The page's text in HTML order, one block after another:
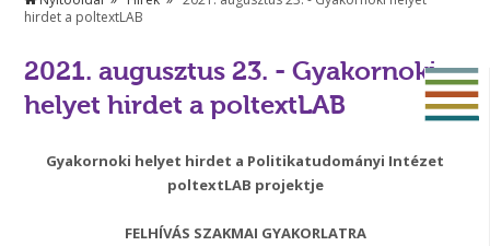
hirdet a poltextLAB
2021. augusztus 23. - Gyakornoki
helyet hirdet a poltextLAB
Gyakornoki helyet hirdet a Politikatudományi Intézet
poltextLAB projektje
FELHÍVÁS SZAKMAI GYAKORLATRA